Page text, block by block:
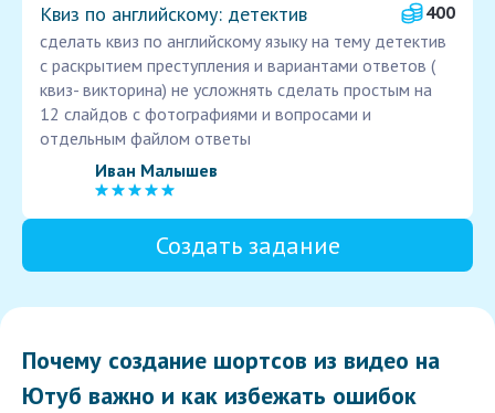
Квиз по английскому: детектив
400
сделать квиз по английскому языку на тему детектив
с раскрытием преступления и вариантами ответов (
квиз- викторина) не усложнять сделать простым на
12 слайдов с фотографиями и вопросами и
отдельным файлом ответы
Иван Малышев
Создать задание
Почему создание шортсов из видео на
Ютуб важно и как избежать ошибок